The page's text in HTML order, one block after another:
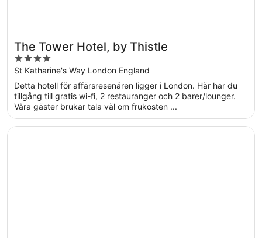
The Tower Hotel, by Thistle
4
out
of
5
St Katharine's Way London England
Detta hotell för affärsresenären ligger i London. Här har du
tillgång till gratis wi-fi, 2 restauranger och 2 barer/lounger.
Våra gäster brukar tala väl om frukosten ...
Öppnas i ett nytt fönster
Park Plaza London Westminster Bridge